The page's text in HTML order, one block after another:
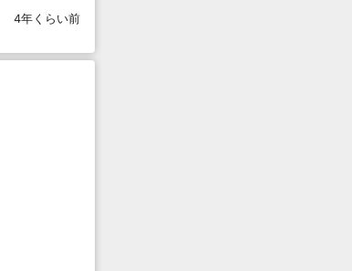
4年くらい前